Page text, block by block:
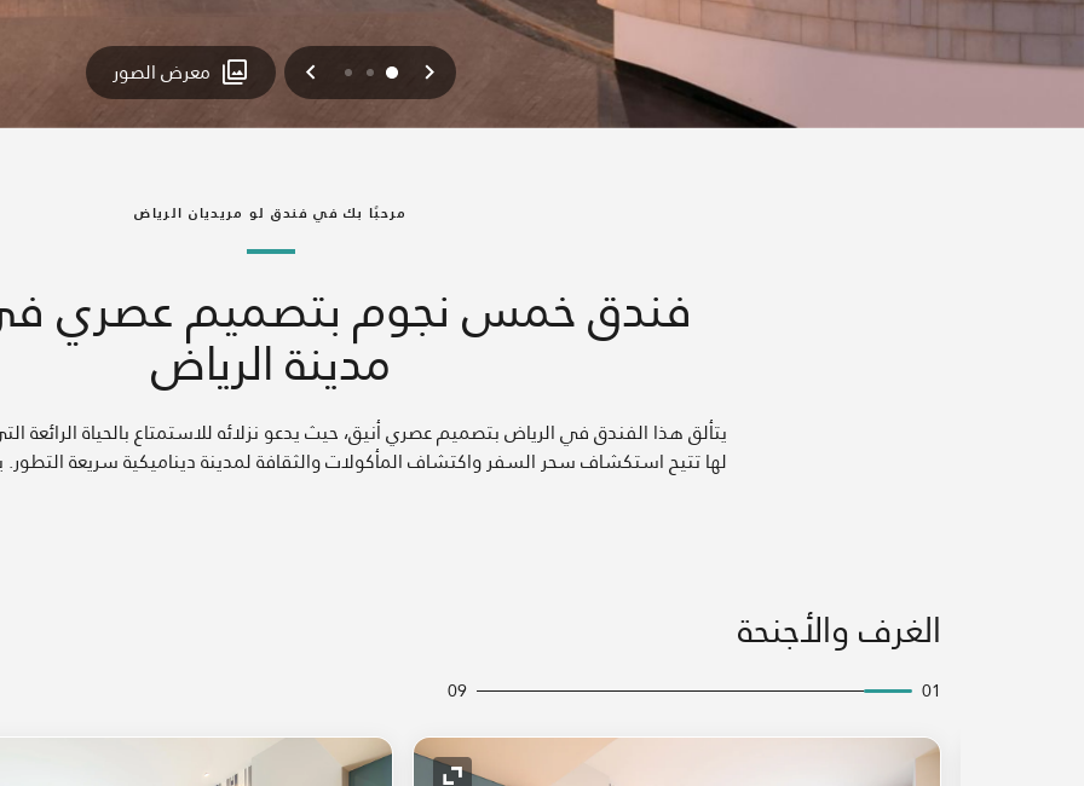
السابق
0
1
2 التالي معرض الصور
مرحبًا بك في فندق لو مريديان الرياض
فندق خمس نجوم بتصميم عصري
مدينة الرياض
يتألق هذا الفندق في الرياض بتصميم عصري أنيق، حيث يدعو نزلائه للاستمتاع بالحياة الرائعة
لها تتيح استكشاف سحر السفر واكتشاف المأكولات والثقافة لمدينة ديناميكية سريعة التطور.
الغرف والأجنحة
01
09